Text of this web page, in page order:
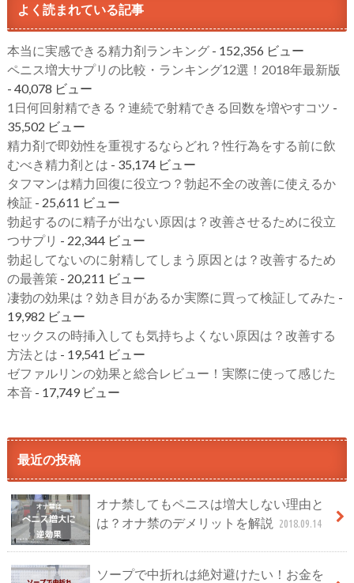
よく読まれている記事
本当に実感できる精力剤ランキング- 152,356 ビュー
ペニス増大サプリの比較・ランキング12選！2018年最新版
- 40,078 ビュー
1日何回射精できる？連続で射精できる回数を増やすコツ -
35,502 ビュー
精力剤で即効性を重視するならどれ？性行為をする前に飲
むべき精力剤とは - 35,174 ビュー
タフマンは精力回復に役立つ？勃起不全の改善に使えるか
検証 - 25,611 ビュー
勃起するのに精子が出ない原因は？改善させるために役立
つサプリ - 22,344 ビュー
勃起してないのに射精してしまう原因とは？改善するため
の最善策- 20,211 ビュー
凄勃の効果は？効き目があるか実際に買って検証してみた -
19,982 ビュー
セックスの時挿入しても気持ちよくない原因は？改善する
方法とは - 19,541 ビュー
ゼファルリンの効果と総合レビュー！実際に使って感じた
本音- 17,749 ビュー
最近の投稿
オナ禁してもペニスは増大しない理由と
は？オナ禁のデメリットを解説
2018.09.14
ソープで中折れは絶対避けたい！お金を